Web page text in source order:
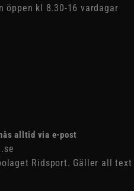
öppen kl 8.30-16 vardagar
alltid via e-post
Ridsport. Gäller all text